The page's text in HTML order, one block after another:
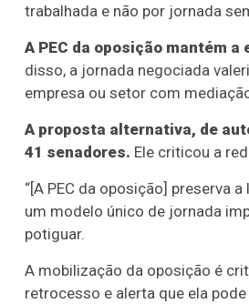
trabalhada e não por jornada
A PEC da oposição mantém
disso, a jornada negociada
empresa ou setor com
A proposta alternativa, de
41 senadores. Ele criticou a
“[A PEC da oposição] preserva
um modelo único de jornada
potiguar.
A mobilização da oposição é
retrocesso e alerta que ela